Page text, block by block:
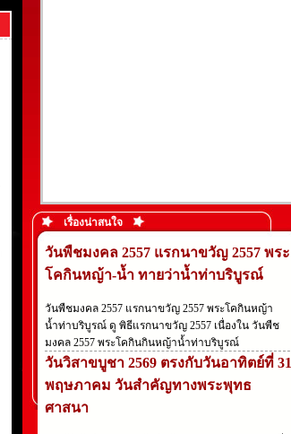
เรื่องน่าสนใจ
วันพืชมงคล 2557 แรกนาขวัญ 2557 พระ
โคกินหญ้า-น้ำ ทายว่าน้ำท่าบริบูรณ์
วันพืชมงคล 2557 แรกนาขวัญ 2557 พระโคกินหญ้า
น้ำท่าบริบูรณ์ ดู พิธีแรกนาขวัญ 2557 เนื่องใน วันพืช
มงคล 2557 พระโคกินกินหญ้าน้ำท่าบริบูรณ์
วันวิสาขบูชา 2569 ตรงกับวันอาทิตย์ที่ 31
พฤษภาคม วันสำคัญทางพระพุทธ
ศาสนา